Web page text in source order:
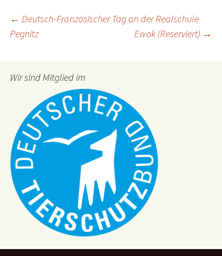
Beitragsnavigation
← Deutsch-Französischer Tag an der Realschule
Pegnitz
Ewok (Reserviert) →
Wir sind Mitglied im